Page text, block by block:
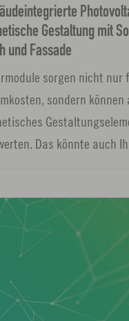
Gestaltung mit
und Fassade
sorgen nicht nur
sondern können
Das könnte auch